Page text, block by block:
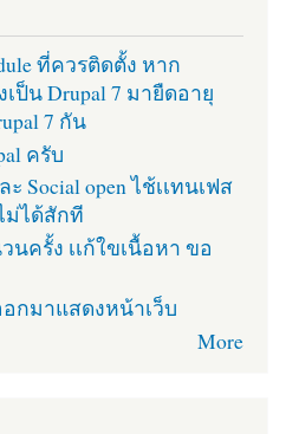
ที่ควรติดตั้ง หาก
ป็น Drupal 7 มายืดอายุ
7 กัน
ครับ
Social open ไช้เเทนเฟส
ม่ได้สักที
ครั้ง เเก้ใขเนื้อหา ขอ
กมาแสดงหน้าเว็บ
More